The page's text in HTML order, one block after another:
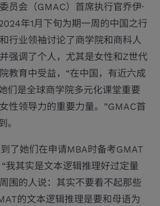
员会（GMAC）首席执行官乔伊·
年1月下旬为期一周的中国之行
行业领袖讨论了商学院和商科人
强调了个人，尤其是女性和Z世代
教育中受益，“在中国，有近六成
们是全球商学院多元化课堂重要
性领导力的重要力量。”GMAC首
。
了她们在申请MBA时备考GMAT
我其实是文本逻辑推理好过定量
围的人说：其实不要看不起那些
的文本逻辑推理是要和母语为